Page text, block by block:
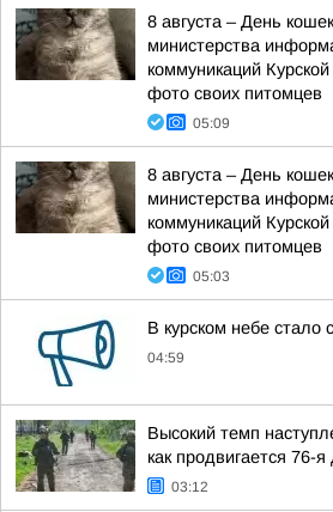
8 августа – День
министерства
коммуникаций
фото своих питомцев
05:09
8 августа – День
министерства
коммуникаций
фото своих питомцев
05:03
В курском небе стало
04:59
Высокий темп
как продвигается 76-
03:12